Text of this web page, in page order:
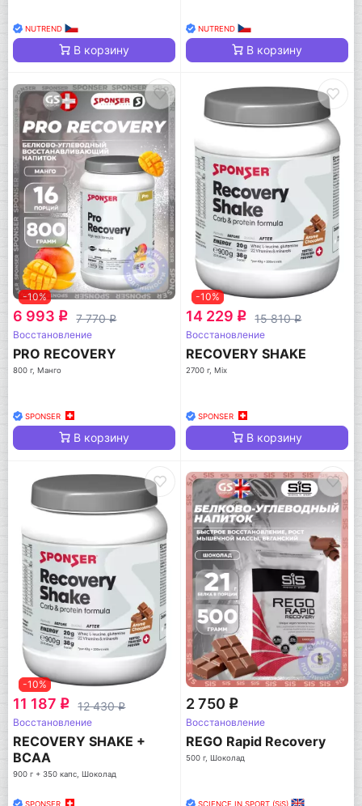
NUTREND
В корзину
NUTREND
В корзину
-10%
6 993 q 7 770q
Восстановление
PRO RECOVERY
800 г, Манго
SPONSER
В корзину
-10%
14 229 q 15 810q
Восстановление
RECOVERY SHAKE
2700 г, Mix
SPONSER
В корзину
-10%
11 187 q 12 430q
Восстановление
RECOVERY SHAKE +
BCAA
900 г + 350 капс, Шоколад
SPONSER
2 750 q
Восстановление
REGO Rapid Recovery
500 г, Шоколад
SCIENCE IN SPORT (SiS)